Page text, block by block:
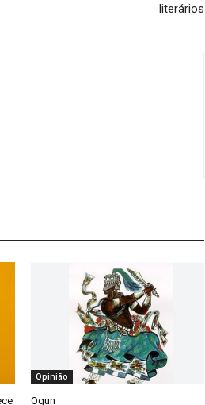
literários
Opinião
Ogun